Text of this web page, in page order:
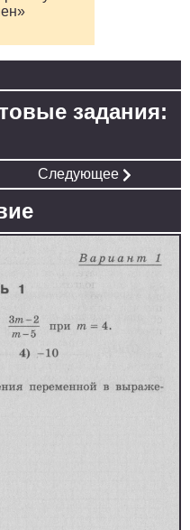
задания:
Следующее